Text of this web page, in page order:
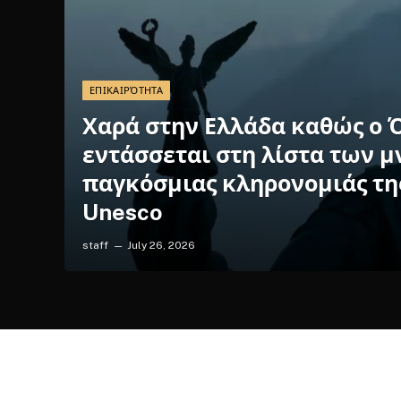
ΕΠΙΚΑΙΡΌΤΗΤΑ
Χαρά στην Ελλάδα καθώς ο
εντάσσεται στη λίστα των
παγκόσμιας κληρονομιάς
Unesco
staff July 26, 2026